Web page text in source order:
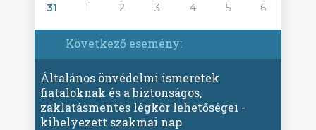
31
1 2 3 4 5 6
Következő esemény:
Általános önvédelmi ismeretek
fiataloknak és a biztonságos,
zaklatásmentes légkör lehetőségei -
kihelyezett szakmai nap